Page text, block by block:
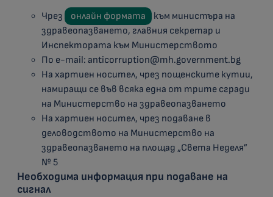
Чрез онлайн формата
към министъра на
здравеопазването, главния секретар и
Инспектората към Министерството
По e-mail: anticorruption@mh.government.bg
На хартиен носител, чрез пощенските кутии,
намиращи се във всяка една от трите сгради
на Министерство на здравеопазването
На хартиен носител, чрез подаване в
деловодството на Министерство на
здравеопазването на площад „Света Неделя”
№ 5
Необходима информация при подаване на
сигнал